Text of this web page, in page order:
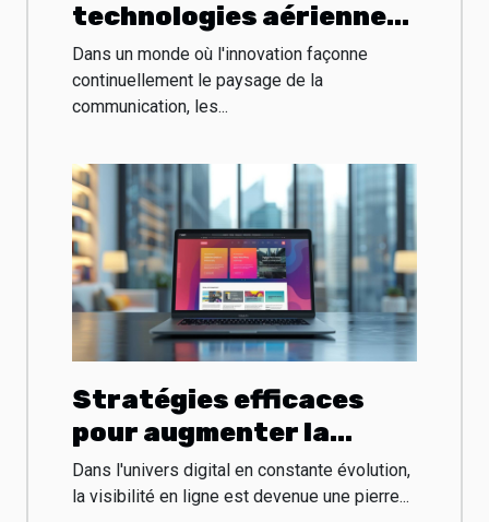
technologies aériennes
révolutionnent la
publicité extérieure
Dans un monde où l'innovation façonne
continuellement le paysage de la
communication, les...
Stratégies efficaces
pour augmenter la
visibilité en ligne de
votre entreprise
Dans l'univers digital en constante évolution,
la visibilité en ligne est devenue une pierre...